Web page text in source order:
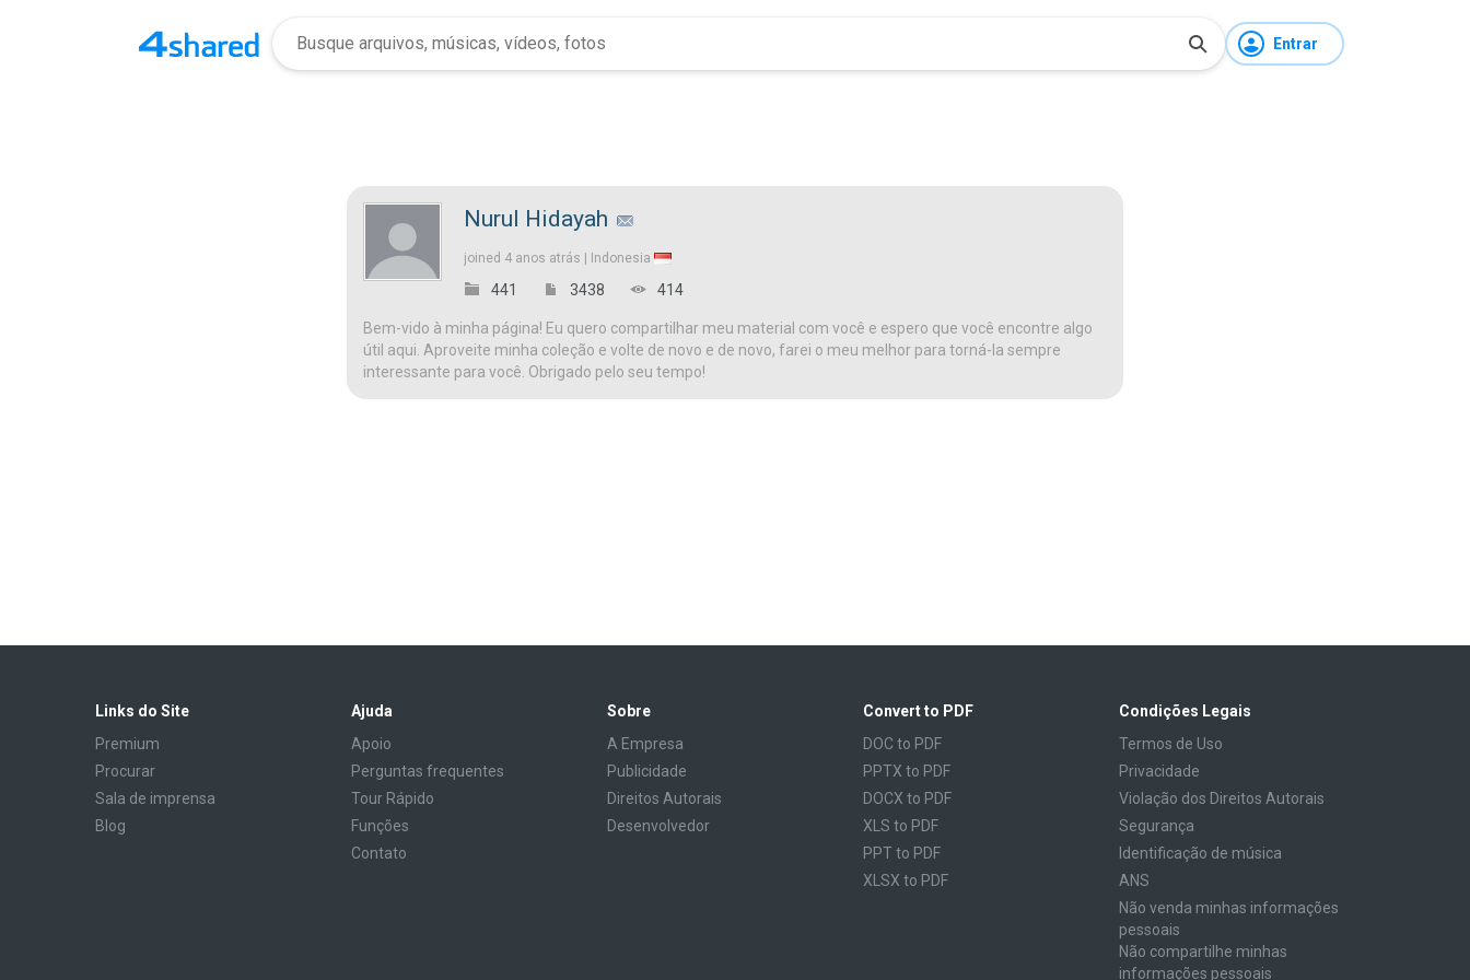
Entrar
Nurul Hidayah
joined 4 anos atrás | Indonesia
441 3438 414
Bem-vido à minha página! Eu quero compartilhar meu material com você e espero que você encontre algo
útil aqui. Aproveite minha coleção e volte de novo e de novo, farei o meu melhor para torná-la sempre
interessante para você. Obrigado pelo seu tempo!
Links do Site
Premium
Procurar
Sala de imprensa
Blog
Ajuda
Apoio
Perguntas frequentes
Tour Rápido
Funções
Contato
Sobre
A Empresa
Publicidade
Direitos Autorais
Desenvolvedor
Convert to PDF
DOC to PDF
PPTX to PDF
DOCX to PDF
XLS to PDF
PPT to PDF
XLSX to PDF
Condições Legais
Termos de Uso
Privacidade
Violação dos Direitos Autorais
Segurança
Identificação de música
ANS
Não venda minhas informações
pessoais
Não compartilhe minhas
informações pessoais